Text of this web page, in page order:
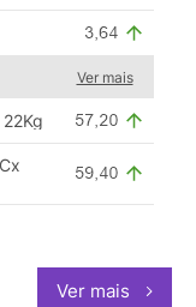
Ver mais
Ver mais